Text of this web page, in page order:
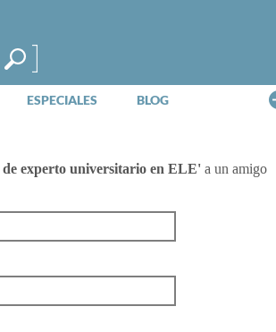
ESPECIALES BLOG
experto universitario en ELE'a un amigo